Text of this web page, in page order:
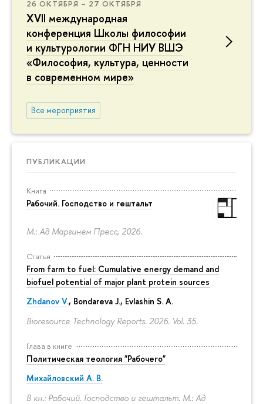
26 ОКТЯБРЯ – 27 ОКТЯБРЯ
XVII международная
конференция Школы философии
и культурологии ФГН НИУ ВШЭ
«Философия, культура, ценности
в современном мире»
Все мероприятия
ПУБЛИКАЦИИ
Книга
Рабочий. Господство и гештальт
М.: Ад Маргинем Пресс, 2026.
Статья
From farm to fuel: Cumulative energy demand and
biofuel potential of major plant protein sources
Zhdanov V., Bondareva J., Evlashin S. A.
Bioresource Technology Reports. 2026. Vol. 35.
Глава в книге
Политическая теология "Рабочего"
Михайловский А. В.
В кн.: Рабочий. Господство и гештальт. М.: Ад